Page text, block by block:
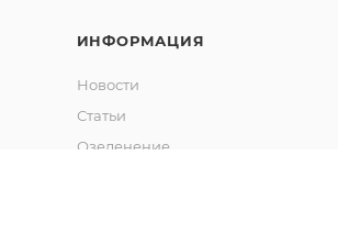
ИНФОРМАЦИЯ
Новости
Статьи
Озеленение